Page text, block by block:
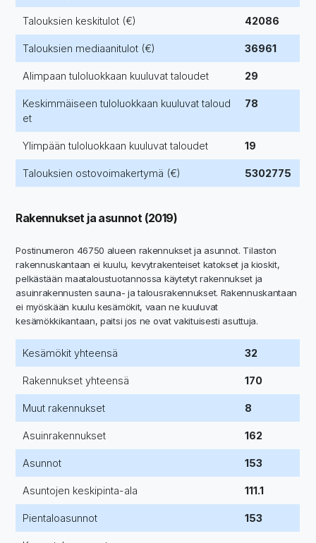
Talouksien keskitulot (€) 42086
Talouksien mediaanitulot (€) 36961
Alimpaan tuloluokkaan kuuluvat taloudet 29
Keskimmäiseen tuloluokkaan kuuluvat taloud
et
78
Ylimpään tuloluokkaan kuuluvat taloudet 19
Talouksien ostovoimakertymä (€) 5302775
Rakennukset ja asunnot (2019)
Postinumeron 46750 alueen rakennukset ja asunnot. Tilaston
rakennuskantaan ei kuulu, kevytrakenteiset katokset ja kioskit,
pelkästään maataloustuotannossa käytetyt rakennukset ja
asuinrakennusten sauna- ja talousrakennukset. Rakennuskantaan
ei myöskään kuulu kesämökit, vaan ne kuuluvat
kesämökkikantaan, paitsi jos ne ovat vakituisesti asuttuja.
Kesämökit yhteensä 32
Rakennukset yhteensä 170
Muut rakennukset 8
Asuinrakennukset 162
Asunnot 153
Asuntojen keskipinta-ala 111.1
Pientaloasunnot 153